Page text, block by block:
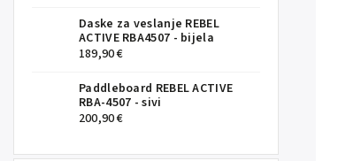
Daske za veslanje REBEL
ACTIVE RBA4507 - bijela
189,90 €
Paddleboard REBEL ACTIVE
RBA-4507 - sivi
200,90 €